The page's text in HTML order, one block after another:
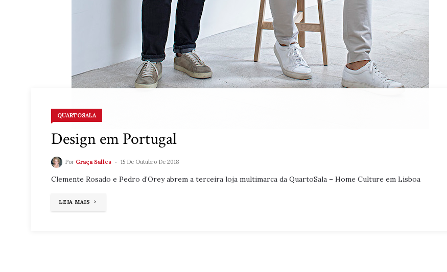
QUARTOSALA
Design em Portugal
Por Graça Salles 15 De Outubro De 2018
Clemente Rosado e Pedro d’Orey abrem a terceira loja multimarca da QuartoSala – Home Culture em Lisboa
LEIA MAIS